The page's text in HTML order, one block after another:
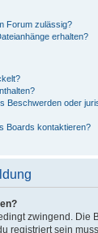
Forum zulässig?
erhalten?
Beschwerden oder
Boards kontaktieren?
zwingend. Die
registriert sein